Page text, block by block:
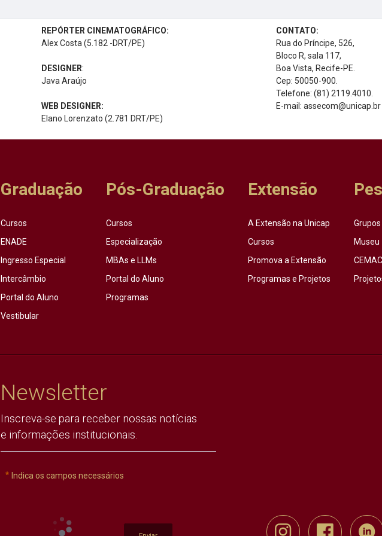
REPÓRTER CINEMATOGRÁFICO:
Alex Costa (5.182 -DRT/PE)
DESIGNER:
Java Araújo
WEB DESIGNER:
Elano Lorenzato (2.781 DRT/PE)
CONTATO:
Rua do Príncipe, 526,
Bloco R, sala 117,
Boa Vista, Recife-PE.
Cep: 50050-900.
Telefone: (81) 2119.4010.
E-mail: assecom@unicap.br
Graduação
Cursos
ENADE
Ingresso Especial
Intercâmbio
Portal do Aluno
Vestibular
Pós-Graduação
Cursos
Especialização
MBAs e LLMs
Portal do Aluno
Programas
Extensão
A Extensão na Unicap
Cursos
Promova a Extensão
Programas e Projetos
Museu
Newsletter
Inscreva-se para receber nossas notícias
e informações institucionais.
Indica os campos necessários